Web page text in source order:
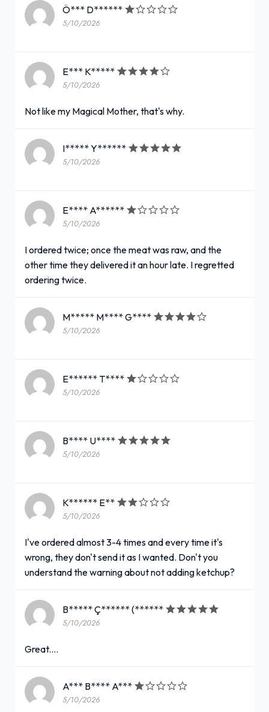
Ö*** D******
5/10/2026
E*** K*****
5/10/2026
Not like my Magical Mother, that's why.
I***** Y******
5/10/2026
E**** A******
5/10/2026
I ordered twice; once the meat was raw, and the
other time they delivered it an hour late. I regretted
ordering twice.
M***** M**** G****
5/10/2026
E****** T****
5/10/2026
B**** U****
5/10/2026
K****** E**
5/10/2026
I've ordered almost 3-4 times and every time it's
wrong, they don't send it as I wanted. Don't you
understand the warning about not adding ketchup?
B***** Ç****** (******
5/10/2026
Great....
A*** B**** A***
5/10/2026